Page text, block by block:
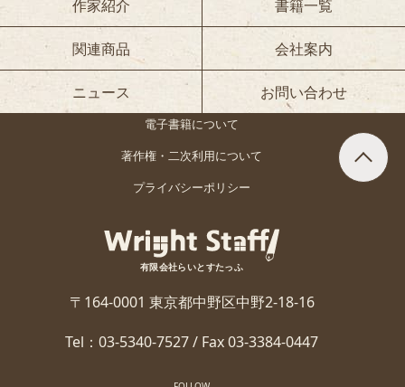
作家紹介 書籍一覧
関連商品 会社案内
ニュース お問い合わせ
電子書籍について
著作権・二次利用について
プライバシーポリシー
有限会社らいとすたっふ
〒164-0001 東京都中野区中野2-18-16
Tel：03-5340-7527 / Fax 03-3384-0447